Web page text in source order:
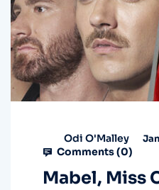
Odi O'Malley
Comments (0)
Mabel, Miss